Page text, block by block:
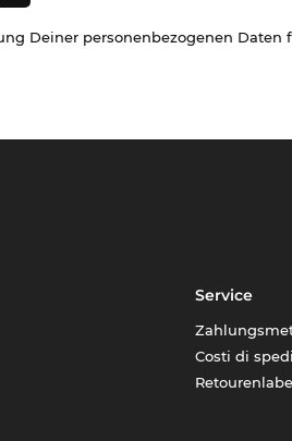
Deiner personenbezogenen Daten
Service
Costi di